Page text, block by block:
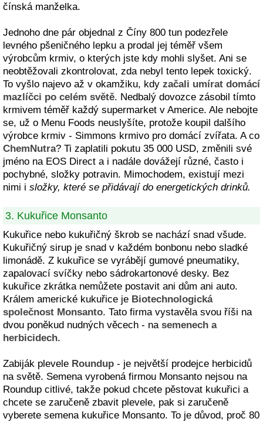
čínská manželka.
Jednoho dne pár objednal z Číny 800 tun podezřele
levného pšeničného lepku a prodal jej téměř všem
výrobcům krmiv, o kterých jste kdy mohli slyšet. Ani se
neobtěžovali zkontrolovat, zda nebyl tento lepek toxický.
To vyšlo najevo až v okamžiku, kdy začali umírat domácí
mazlíčci po celém světě. Nedbalý dovozce zásobil tímto
krmivem téměř každý supermarket v Americe. Ale nebojte
se, už o Menu Foods neuslyšíte, protože koupil dalšího
výrobce krmiv - Simmons krmivo pro domácí zvířata. A co
ChemNutra? Ti zaplatili pokutu 35 000 USD, změnili své
jméno na EOS Direct a i nadále dovážejí různé, často i
pochybné, složky potravin. Mimochodem, existují mezi
nimi i složky, které se přidávají do energetických drinků.
3. Kukuřice Monsanto
Kukuřice nebo kukuřičný škrob se nachází snad všude.
Kukuřičný sirup je snad v každém bonbonu nebo sladké
limonádě. Z kukuřice se vyrábějí gumové pneumatiky,
zapalovací svíčky nebo sádrokartonové desky. Bez
kukuřice zkrátka nemůžete postavit ani dům ani auto.
Králem americké kukuřice je Biotechnologická
společnost Monsanto. Tato firma vystavěla svou říši na
dvou poněkud nudných věcech - na semenech a
herbicidech.
Zabiják plevele Roundup - je největší prodejce herbicidů
na světě. Semena vyrobená firmou Monsanto nejsou na
Roundup citlivé, takže pokud chcete pěstovat kukuřici a
chcete se zaručeně zbavit plevele, pak si zaručeně
vyberete semena kukuřice Monsanto. To je důvod, proč 80